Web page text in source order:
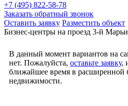
+7 (495) 822-58-78
Заказать обратный звонок
Оставить заявку Разместить объект
Бизнес-центры на проезд 3-й
В данный момент вариантов на
нет. Пожалуйста, оставьте заявку,
ближайшее время в расширенной
недвижимости.